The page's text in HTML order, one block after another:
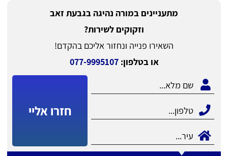
מתעניינים במורה נהיגה בגבעת זאב
וזקוקים לשירות?
השאירו פנייה ונחזור אליכם בהקדם!
או בטלפון:077-9995107
חזרו אליי